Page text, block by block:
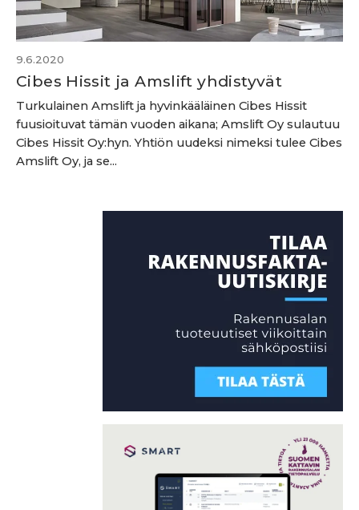
9.6.2020
Cibes Hissit ja Amslift yhdistyvät
Turkulainen Amslift ja hyvinkääläinen Cibes Hissit
fuusioituvat tämän vuoden aikana; Amslift Oy sulautuu
Cibes Hissit Oy:hyn. Yhtiön uudeksi nimeksi tulee Cibes
Amslift Oy, ja se...